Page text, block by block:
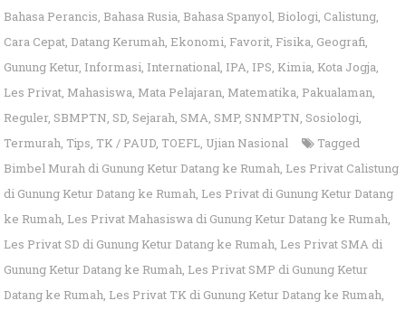
Bahasa Perancis, Bahasa Rusia, Bahasa Spanyol, Biologi, Calistung,
Cara Cepat, Datang Kerumah, Ekonomi, Favorit, Fisika, Geografi,
Gunung Ketur, Informasi, International, IPA, IPS, Kimia, Kota Jogja,
Les Privat, Mahasiswa, Mata Pelajaran, Matematika, Pakualaman,
Reguler, SBMPTN, SD, Sejarah, SMA, SMP, SNMPTN, Sosiologi,
Termurah, Tips, TK / PAUD, TOEFL, Ujian Nasional
Tagged
Bimbel Murah di Gunung Ketur Datang ke Rumah, Les Privat Calistung
di Gunung Ketur Datang ke Rumah, Les Privat di Gunung Ketur Datang
ke Rumah, Les Privat Mahasiswa di Gunung Ketur Datang ke Rumah,
Les Privat SD di Gunung Ketur Datang ke Rumah, Les Privat SMA di
Gunung Ketur Datang ke Rumah, Les Privat SMP di Gunung Ketur
Datang ke Rumah, Les Privat TK di Gunung Ketur Datang ke Rumah,